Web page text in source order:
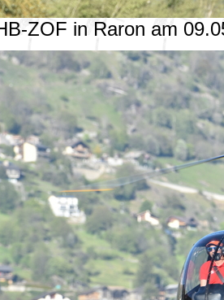
ZOF in Raron am